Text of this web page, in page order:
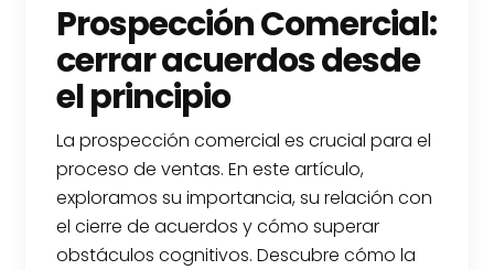
Prospección Comercial:
cerrar acuerdos desde
el principio
La prospección comercial es crucial para el
proceso de ventas. En este artículo,
exploramos su importancia, su relación con
el cierre de acuerdos y cómo superar
obstáculos cognitivos. Descubre cómo la